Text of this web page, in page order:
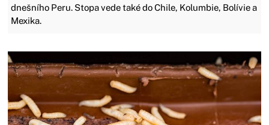
dnešního Peru. Stopa vede také do Chile, Kolumbie, Bolívie a
Mexika.